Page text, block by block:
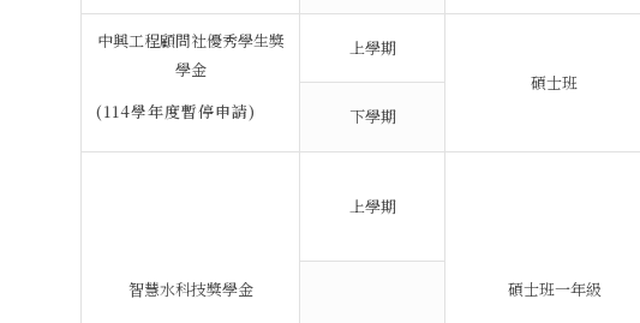
中興工程顧問社優秀學生獎
學金
(114學年度暫停申請)
上學期
碩士班
下學期
智慧水科技獎學金
上學期
碩士班一年級